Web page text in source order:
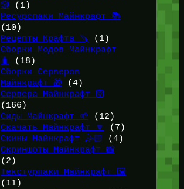
🎲 (1)
Ресурспаки Майнкрафт 📚
(10)
Рецепты Крафта 🪚 (1)
Сборки Модов Майнкрафт
🧳
(18)
Сборки Серверов
Майнкрафт 🎁 (4)
Сервера Майнкрафт 🛜
(166)
Сиды Майнкрафт 🌱
(12)
Скачать Майнкрафт 🔽
(7)
Скины Майнкрафт 🤹🏻
(4)
Скриншоты Майнкрафт 📸
(2)
Текстурпаки Майнкрафт 🖼️
(11)